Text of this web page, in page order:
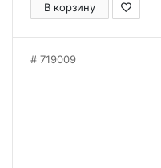
В корзину
719009